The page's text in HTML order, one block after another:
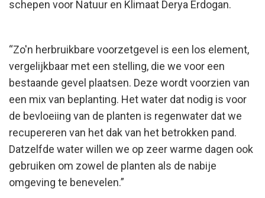
schepen voor Natuur en Klimaat Derya Erdogan.
“Zo'n herbruikbare voorzetgevel is een los element,
vergelijkbaar met een stelling, die we voor een
bestaande gevel plaatsen. Deze wordt voorzien van
een mix van beplanting. Het water dat nodig is voor
de bevloeiing van de planten is regenwater dat we
recupereren van het dak van het betrokken pand.
Datzelfde water willen we op zeer warme dagen ook
gebruiken om zowel de planten als de nabije
omgeving te benevelen.”